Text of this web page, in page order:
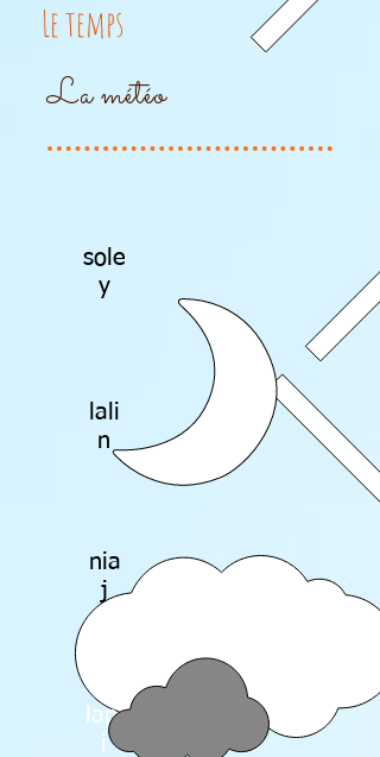
Le temps
La météo
sole
y
lali
n
nia
j
lapl
i